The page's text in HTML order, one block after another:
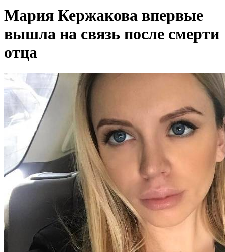
Мария Кержакова впервые
вышла на связь после смерти
отца